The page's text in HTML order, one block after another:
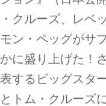
クルーズ、レベ
ン・ペッグがサ
に盛り上げた！
するビッグスタ
トム・クルーズ